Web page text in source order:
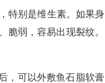
特别是维生素。如果身
脆弱，容易出现裂纹。
，可以外敷鱼石脂软膏